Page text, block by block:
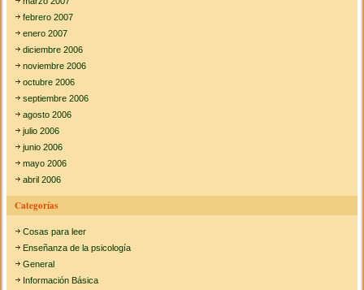
febrero 2007
enero 2007
diciembre 2006
noviembre 2006
octubre 2006
septiembre 2006
agosto 2006
julio 2006
junio 2006
mayo 2006
abril 2006
Categorías
Cosas para leer
Enseñanza de la psicología
General
Información Básica